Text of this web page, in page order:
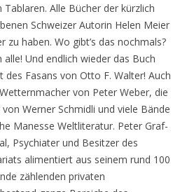
Tablaren. Alle Bücher der kürzlich
Schweizer Autorin Helen Meier
zu haben. Wo gibt’s das nochmals?
alle! Und endlich wieder das Buch
des Fasans von Otto F. Walter! Auch
von Peter Weber, die
von Werner Schmidli und viele Bände
Manesse Weltliteratur. Peter Graf-
Psychiater und Besitzer des
alimentiert aus seinem rund 100
zählenden privaten